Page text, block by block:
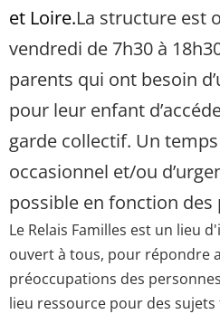
et Loire.La structure est
vendredi de 7h30 à
parents qui ont besoin
pour leur enfant
garde collectif. Un temps
occasionnel et/ou
possible en fonction des
Le Relais Familles est un lieu
ouvert à tous, pour répondre
préoccupations des
lieu ressource pour des sujets